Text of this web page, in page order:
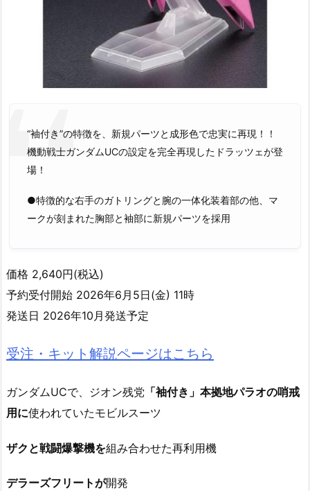
“袖付き”の特徴を、新規パーツと成形色で忠実に再現！！
機動戦士ガンダムUCの設定を完全再現したドラッツェが登
場！
●特徴的な右手のガトリングと腕の一体化装着部の他、マ
ークが刻まれた胸部と袖部に新規パーツを採用
価格 2,640円(税込)
予約受付開始 2026年6月5日(金) 11時
発送日 2026年10月発送予定
受注・キット解説ページはこちら
ガンダムUCで、ジオン残党 「袖付き」本拠地パラオの哨戒
用に使われていたモビルスーツ
ザクと戦闘爆撃機を組み合わせた再利用機
デラーズフリートが開発